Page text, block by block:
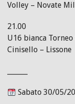
Volley – Novate
21.00
U16 bianca Torneo
Cinisello – Lissone
Sabato 30/05/